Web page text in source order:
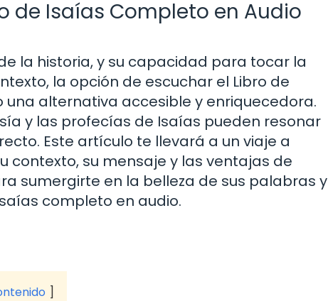
de Isaías Completo en Audio
la historia, y su capacidad para tocar la
la opción de escuchar el Libro de
alternativa accesible y enriquecedora.
y las profecías de Isaías pueden resonar
Este artículo te llevará a un viaje a
contexto, su mensaje y las ventajas de
sumergirte en la belleza de sus palabras y
completo en audio.